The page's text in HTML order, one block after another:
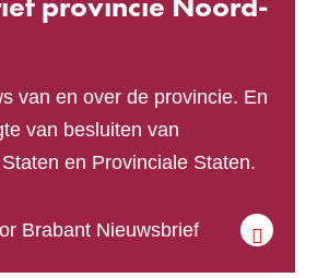
van en over de provincie. En
van besluiten van
en Provinciale Staten.
Brabant Nieuwsbrief(verwijst